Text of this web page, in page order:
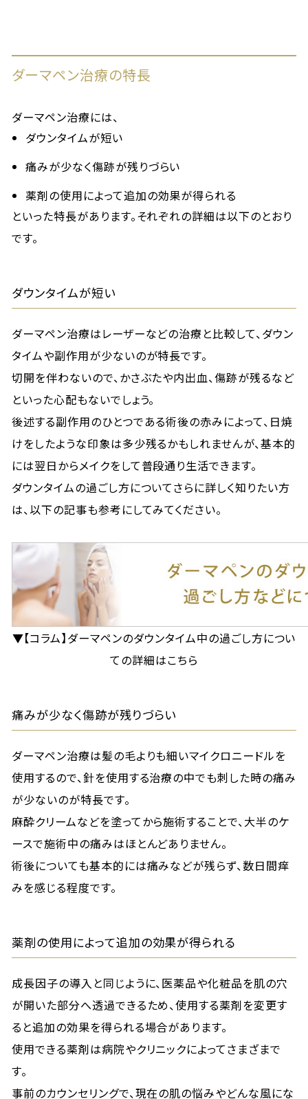
ダーマペン治療の特長
ダーマペン治療には、
ダウンタイムが短い
痛みが少なく傷跡が残りづらい
薬剤の使用によって追加の効果が得られる
といった特長があります。それぞれの詳細は以下のとおり
です。
ダウンタイムが短い
ダーマペン治療はレーザーなどの治療と比較して、ダウン
タイムや副作用が少ないのが特長です。
切開を伴わないので、かさぶたや内出血、傷跡が残るなど
といった心配もないでしょう。
後述する副作用のひとつである術後の赤みによって、日焼
けをしたような印象は多少残るかもしれませんが、基本的
には翌日からメイクをして普段通り生活できます。
ダウンタイムの過ごし方についてさらに詳しく知りたい方
は、以下の記事も参考にしてみてください。
▼【コラム】ダーマペンのダウンタイム中の過ごし方につい
ての詳細はこちら
痛みが少なく傷跡が残りづらい
ダーマペン治療は髪の毛よりも細いマイクロニードルを
使用するので、針を使用する治療の中でも刺した時の痛み
が少ないのが特長です。
麻酔クリームなどを塗ってから施術することで、大半のケ
ースで施術中の痛みはほとんどありません。
術後についても基本的には痛みなどが残らず、数日間痒
みを感じる程度です。
薬剤の使用によって追加の効果が得られる
成長因子の導入と同じように、医薬品や化粧品を肌の穴
が開いた部分へ透過できるため、使用する薬剤を変更す
ると追加の効果を得られる場合があります。
使用できる薬剤は病院やクリニックによってさまざまで
す。
事前のカウンセリングで、現在の肌の悩みやどんな風にな